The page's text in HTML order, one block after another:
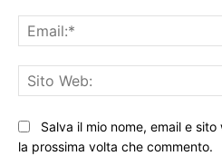
Salva il mio nome, email e
la prossima volta che commento.